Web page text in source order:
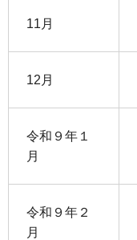
11月
12月
令和９年１
月
令和９年２
月